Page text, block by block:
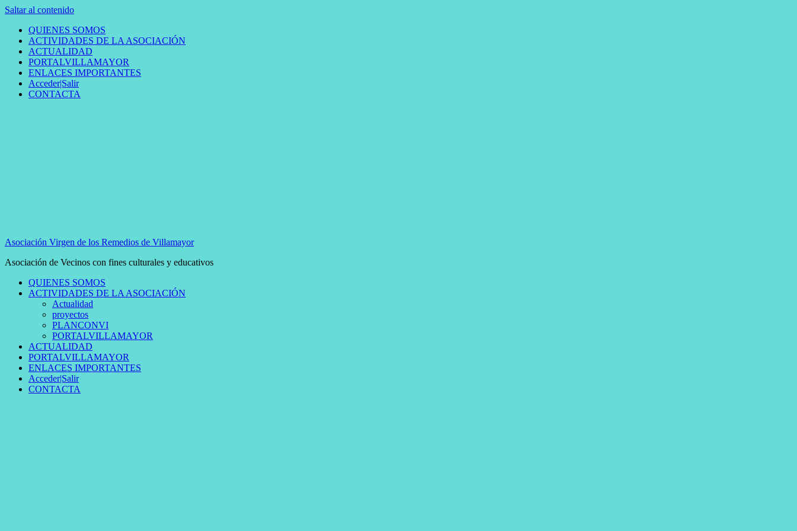
Saltar al contenido
QUIENES SOMOS
ACTIVIDADES DE LA ASOCIACIÓN
ACTUALIDAD
PORTALVILLAMAYOR
ENLACES IMPORTANTES
Acceder|Salir
CONTACTA
Asociación Virgen de los Remedios de Villamayor
Asociación de Vecinos con fines culturales y educativos
QUIENES SOMOS
ACTIVIDADES DE LA ASOCIACIÓN
Actualidad
proyectos
PLANCONVI
PORTALVILLAMAYOR
ACTUALIDAD
PORTALVILLAMAYOR
ENLACES IMPORTANTES
Acceder|Salir
CONTACTA